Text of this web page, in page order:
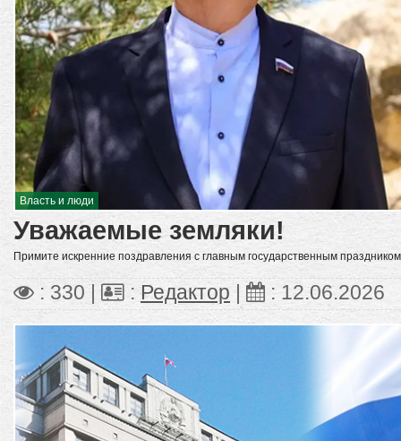
Власть и люди
Уважаемые земляки!
Примите искренние поздравления с главным государственным
: 330 | :Редактор : 12.06.2026